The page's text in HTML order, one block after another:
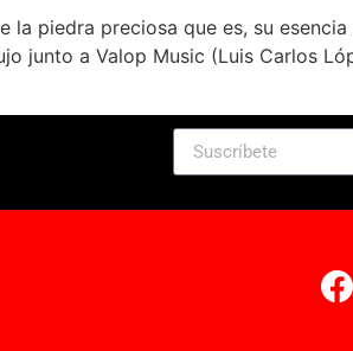
piedra preciosa que es, su
junto a Valop Music (Luis Carlos